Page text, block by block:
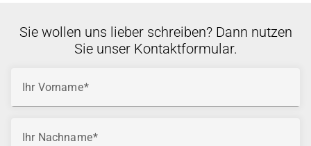
Sie wollen uns lieber schreiben? Dann nutzen
Sie unser Kontaktformular.
Ihr Vorname
Ihr Nachname